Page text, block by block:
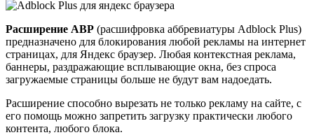
Расширение ABP (расшифровка аббревиатуры Adblock Plus)
предназначено для блокирования любой рекламы на интернет
страницах, для Яндекс браузер. Любая контекстная реклама,
баннеры, раздражающие всплывающие окна, без спроса
загружаемые страницы больше не будут вам надоедать.
Расширение способно вырезать не только рекламу на сайте, с
его помощь можно запретить загрузку практически любого
контента, любого блока.